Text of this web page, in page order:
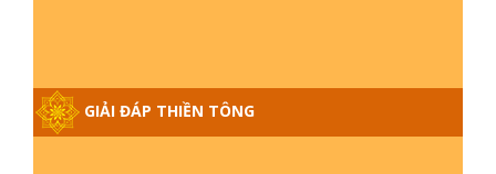
GIẢI ĐÁP THIỀN TÔNG
GIẢI ĐÁP THIỀN TÔNG ĐẶC BIỆT
PHẦN 20 - BÁC NGUYỄN NHÂN LÀ AI?
PHIỀN NÃO DO ĐÂU MÀ CÓ?